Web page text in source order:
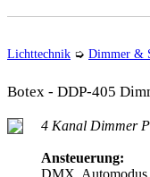
Lichttechnik ➭ Dimmer &
Botex - DDP-405
4 Kanal Dimmer
Ansteuerung:
DMX, Automodus